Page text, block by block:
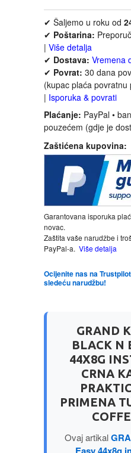
ISTORIJSKI
KLASICI
KNJIGE ZA
KOMEDIJA
KUVARI
LJUBAVNI
MITOLOGIJA
MUZIKA
NAUKA
POEZIJA
POPULARNA
PRIČE
✔ Šaljemo u roku od
✔ Poštarina:
| Više detalja
✔ Dostava: Vremena
✔ Povrat: 30 dana
(kupac plaća povratnu
| Isporuka & povrati
Plaćanje: PayPal •
pouzećem (gdje je
Zaštićena kupovina:
Garantovana isporuka
novac.
Zaštita vaše narudžbe i
PayPal-a. Više detalja
Ocijenite nas na
sledeću narudžbu!
GRAND
BLACK N
44X8G
CRNA
PRIMENA
Ovaj artikal